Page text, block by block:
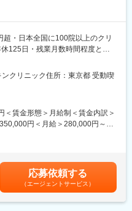
案・更新
日祝休み）、時差出勤可
す（入社と同時に付与、半日・時
ナくるみんマーク】【えるぼしマ
・地域手当・家族手当等、福利
超・日本全国に100院以上のクリ
125日・残業月数時間程度とメ
ニック「AGAスキンクリニッ
てご希望をお伺いし、考慮した上
務（面接など）
ネジメント
クリニック住所：東京都 受動喫
＜賃金形態＞月給制＜賃金内訳＞
円＜月給＞280,000円～
可能性があります。月給(月額)は
応募依頼する
（エージェントサービス）